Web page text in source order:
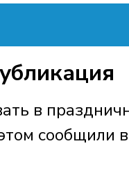
в
сообщили в